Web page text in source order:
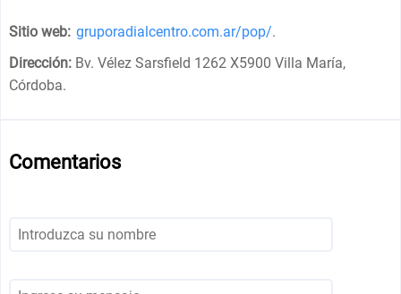
Sitio web: gruporadialcentro.com.ar/pop/.
Dirección: Bv. Vélez Sarsfield 1262 X5900 Villa María,
Córdoba.
Comentarios